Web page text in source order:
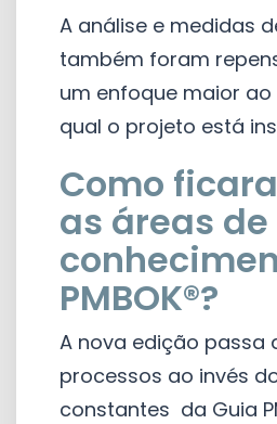
A análise e medidas
também foram
um enfoque maior ao
qual o projeto está
Como
as áreas de
PMBOK®?
A nova edição passa
processos ao invés
constantes da Guia